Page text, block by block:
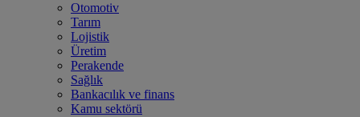
Otomotiv
Tarım
Lojistik
Üretim
Perakende
Sağlık
Bankacılık ve finans
Kamu sektörü